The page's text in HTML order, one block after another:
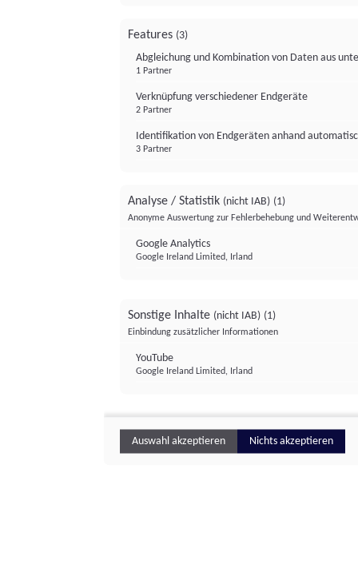
Features (3)
Abgleichung und Kombination von Daten aus
1 Partner
Verknüpfung verschiedener Endgeräte
2 Partner
Identifikation von Endgeräten anhand
3 Partner
Analyse / Statistik (nicht IAB) (1)
Anonyme Auswertung zur Fehlerbehebung und
Google Analytics
Google Ireland Limited, Irland
Sonstige Inhalte (nicht IAB) (1)
Einbindung zusätzlicher Informationen
YouTube
Google Ireland Limited, Irland
Auswahl akzeptieren Nichts akzeptieren